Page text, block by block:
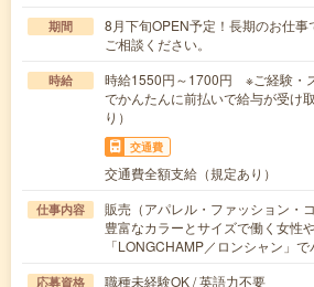
期間
8月下旬OPEN予定！長期のお仕事
ご相談ください。
時給
時給1550円～1700円 ※ご経験・
でかんたんに前払いで給与が受け
り）
交通費
交通費全額支給（規定あり）
仕事内容
販売（アパレル・ファッション・コ
豊富なカラーとサイズで働く女性
「LONGCHAMP／ロンシャン」
応募資格
職種未経験OK / 英語力不要